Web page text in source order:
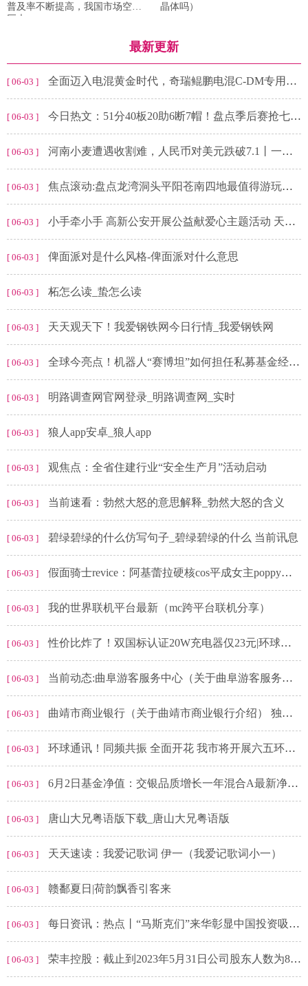
普及率不断提高，我国市场空间
巨大
晶体吗）
最新更新
[ 06-03 ] 全面迈入电混黄金时代，奇瑞鲲鹏电混C-DM专用发动机及变速箱量产|环球简讯
[ 06-03 ] 今日热文：51分40板20助6断7帽！盘点季后赛抢七大战数据之最，现役一人上榜
[ 06-03 ] 河南小麦遭遇收割难，人民币对美元跌破7.1丨一周热点回顾
[ 06-03 ] 焦点滚动:盘点龙湾洞头平阳苍南四地最值得游玩的景点
[ 06-03 ] 小手牵小手 高新公安开展公益献爱心主题活动 天天播报
[ 06-03 ] 俾面派对是什么风格-俾面派对什么意思
[ 06-03 ] 柘怎么读_蛰怎么读
[ 06-03 ] 天天观天下！我爱钢铁网今日行情_我爱钢铁网
[ 06-03 ] 全球今亮点！机器人“赛博坦”如何担任私募基金经理？总经理这样回应
[ 06-03 ] 明路调查网官网登录_明路调查网_实时
[ 06-03 ] 狼人app安卓_狼人app
[ 06-03 ] 观焦点：全省住建行业“安全生产月”活动启动
[ 06-03 ] 当前速看：勃然大怒的意思解释_勃然大怒的含义
[ 06-03 ] 碧绿碧绿的什么仿写句子_碧绿碧绿的什么 当前讯息
[ 06-03 ] 假面骑士revice：阿基蕾拉硬核cos平成女主poppy的形象过于还原 世界关注
[ 06-03 ] 我的世界联机平台最新（mc跨平台联机分享）
[ 06-03 ] 性价比炸了！双国标认证20W充电器仅23元|环球滚动
[ 06-03 ] 当前动态:曲阜游客服务中心（关于曲阜游客服务中心介绍）
[ 06-03 ] 曲靖市商业银行（关于曲靖市商业银行介绍） 独家焦点
[ 06-03 ] 环球通讯！​同频共振 全面开花 我市将开展六五环境日系列宣传活动
[ 06-03 ] 6月2日基金净值：交银品质增长一年混合A最新净值0.9277，涨2.18%
[ 06-03 ] 唐山大兄粤语版下载_唐山大兄粤语版
[ 06-03 ] 天天速读：我爱记歌词 伊一（我爱记歌词小一）
[ 06-03 ] 赣鄱夏日|荷韵飘香引客来
[ 06-03 ] 每日资讯：热点丨“马斯克们”来华彰显中国投资吸引力
[ 06-03 ] 荣丰控股：截止到2023年5月31日公司股东人数为8219户_环球最资讯